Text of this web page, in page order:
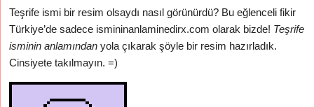
Teşrife ismi bir resim olsaydı nasıl görünürdü? Bu eğlenceli fikir
Türkiye’de sadece ismininanlaminedirx.com olarak bizde! Teşrife
isminin anlamından yola çıkarak şöyle bir resim hazırladık.
Cinsiyete takılmayın. =)